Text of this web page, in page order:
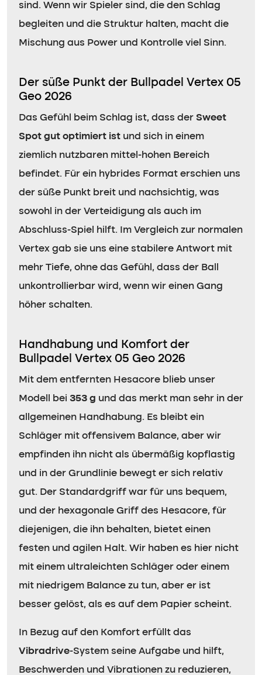
sind. Wenn wir Spieler sind, die den Schlag
begleiten und die Struktur halten, macht die
Mischung aus Power und Kontrolle viel Sinn.
Der süße Punkt der Bullpadel Vertex 05
Geo 2026
Das Gefühl beim Schlag ist, dass der Sweet
Spot gut optimiert ist und sich in einem
ziemlich nutzbaren mittel-hohen Bereich
befindet. Für ein hybrides Format erschien uns
der süße Punkt breit und nachsichtig, was
sowohl in der Verteidigung als auch im
Abschluss-Spiel hilft. Im Vergleich zur normalen
Vertex gab sie uns eine stabilere Antwort mit
mehr Tiefe, ohne das Gefühl, dass der Ball
unkontrollierbar wird, wenn wir einen Gang
höher schalten.
Handhabung und Komfort der
Bullpadel Vertex 05 Geo 2026
Mit dem entfernten Hesacore blieb unser
Modell bei 353 g und das merkt man sehr in der
allgemeinen Handhabung. Es bleibt ein
Schläger mit offensivem Balance, aber wir
empfinden ihn nicht als übermäßig kopflastig
und in der Grundlinie bewegt er sich relativ
gut. Der Standardgriff war für uns bequem,
und der hexagonale Griff des Hesacore, für
diejenigen, die ihn behalten, bietet einen
festen und agilen Halt. Wir haben es hier nicht
mit einem ultraleichten Schläger oder einem
mit niedrigem Balance zu tun, aber er ist
besser gelöst, als es auf dem Papier scheint.
In Bezug auf den Komfort erfüllt das
Vibradrive-System seine Aufgabe und hilft,
Beschwerden und Vibrationen zu reduzieren,